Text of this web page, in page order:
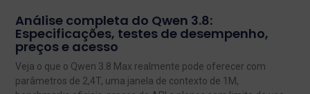
Análise completa do Qwen 3.8:
Especificações, testes de desempenho,
preços e acesso
Veja o que o Qwen 3.8 Max realmente pode oferecer com
parâmetros de 2,4T, uma janela de contexto de 1M,